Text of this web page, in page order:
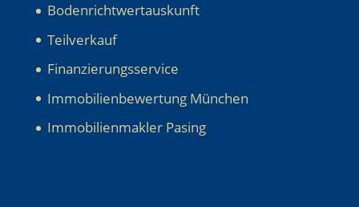
Bodenrichtwertauskunft
Teilverkauf
Finanzierungsservice
Immobilienbewertung München
Immobilienmakler Pasing